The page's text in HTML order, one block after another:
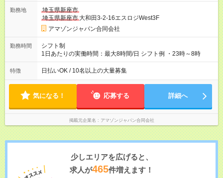
☆Amazon直雇用で安定して働けます！ 【試用期間】試用期間あ
り 試用期間の長さ：1週間 雇用形態、給与は本採用時と同じで
す。
勤務地
埼玉県新座市
埼玉県新座市 大和田3-2-16エスロジWest3F
アマゾンジャパン合同会社
勤務時間
シフト制
1日あたりの実働時間：最大8時間/日 シフト例 ・23時～8時
特徴 日払いOK / 10名以上の大量募集
気になる！ 応募する 詳細へ
掲載元企業名 アマゾンジャパン合同会社
少しエリアを広げると、
求人が465件増えます！